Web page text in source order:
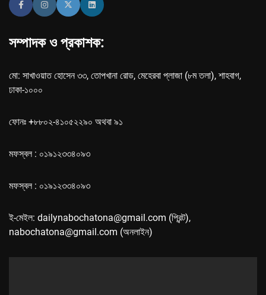
সম্পাদক ও প্রকাশক:
মো: সাখাওয়াত হোসেন ৩৩, তোপখানা রোড, মেহেরবা প্লাজা (৮ম তলা), শাহবাগ,
ঢাকা-১০০০
ফোনঃ +৮৮০২-৪১০৫২২৯০ অথবা ৯১
মফস্বল : ০১৯১২৩৩৪০৯৩
মফস্বল : ০১৯১২৩৩৪০৯৩
ই-মেইল: dailynabochatona@gmail.com (প্রিন্ট),
nabochatona@gmail.com (অনলাইন)